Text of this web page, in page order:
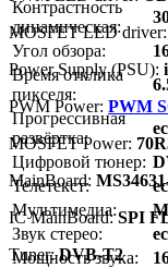
Контрастность
динамическая:
Угол обзора:
Время отклика
пикселя:
Прогрессивная
развёртка:
Цифровой тюнер:
Телетекст:
Мультимедиа:
Звук стерео:
Мощность звука:
MOSFET LED driver:
Power Supply (PSU):
PWM Power: PWM
MOSFET Power:
MainBoard:
IC MainBoard:SPI
Тuner:DVB-T2